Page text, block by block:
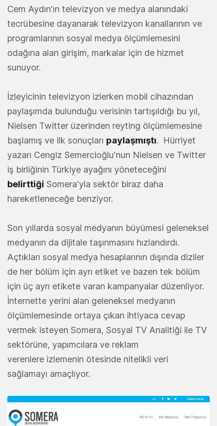
Cem Aydın'ın televizyon ve medya alanındaki
tecrübesine dayanarak televizyon kanallarının ve
programlarının sosyal medya ölçümlemesini
odağına alan girişim, markalar için de hizmet
sunuyor.
İzleyicinin televizyon izlerken mobil cihazından
paylaşımda bulunduğu verisinin tartışıldığı bu yıl,
Nielsen Twitter üzerinden reyting ölçümlemesine
başlamış ve ilk sonuçları paylaşmıştı. Hürriyet
yazarı Cengiz Semercioğlu'nun Nielsen ve Twitter
iş birliğinin Türkiye ayağını yöneteceğini
belirttiği Somera'yla sektör biraz daha
hareketleneceğe benziyor.
Son yıllarda sosyal medyanın büyümesi geleneksel
medyanın da dijitale taşınmasını hızlandırdı.
Açtıkları sosyal medya hesaplarının dışında diziler
de her bölüm için ayrı etiket ve bazen tek bölüm
için üç ayrı etikete varan kampanyalar düzenliyor.
İnternette yerini alan geleneksel medyanın
ölçümlemesinde ortaya çıkan ihtiyaca cevap
vermek isteyen Somera, Sosyal TV Analitiği ile TV
sektörüne, yapımcılara ve reklam
verenlere izlemenin ötesinde nitelikli veri
sağlamayı amaçlıyor.